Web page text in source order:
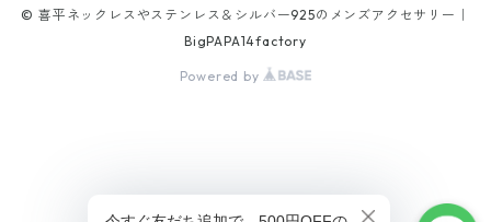
47cm
52cm
17cm
© 喜平ネックレスやステンレス＆シルバー925のメンズアクセサリー｜
BigPAPA14factory
Powered by